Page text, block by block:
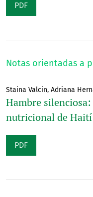
PDF
Notas orientadas a
Staina Valcin, Adriana
Hambre
nutricional de Haití
PDF